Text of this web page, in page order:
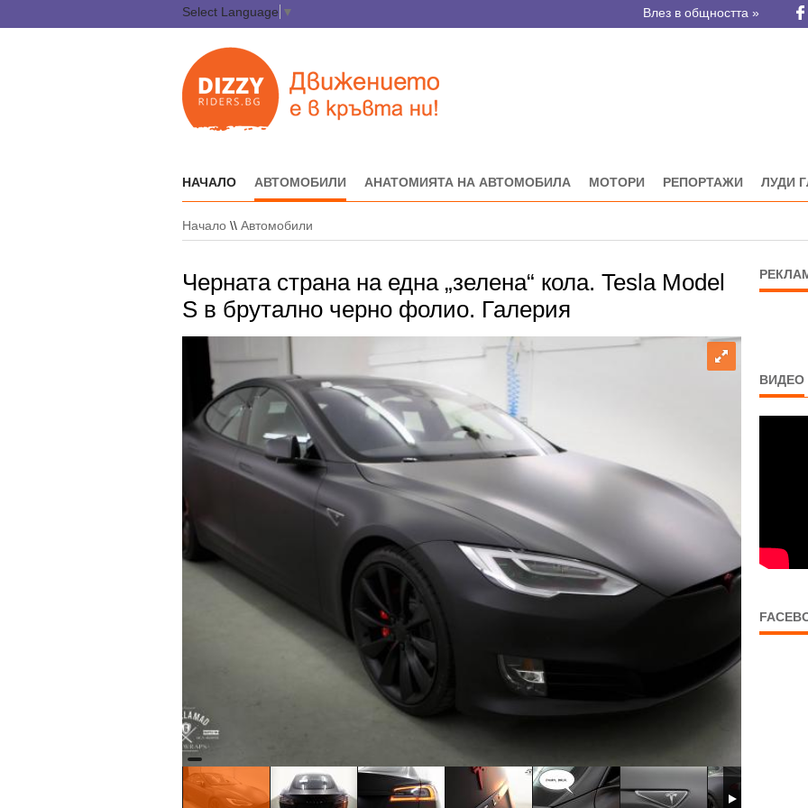
Select Language ▼ Влез в общността »
НАЧАЛО АВТОМОБИЛИ АНАТОМИЯТА НА АВТОМОБИЛА МОТОРИ РЕПОРТАЖИ ЛУДИ
Начало \\ Автомобили
Черната страна на една „зелена“ кола. Tesla Model
S в брутално черно фолио. Галерия
ВИДЕО